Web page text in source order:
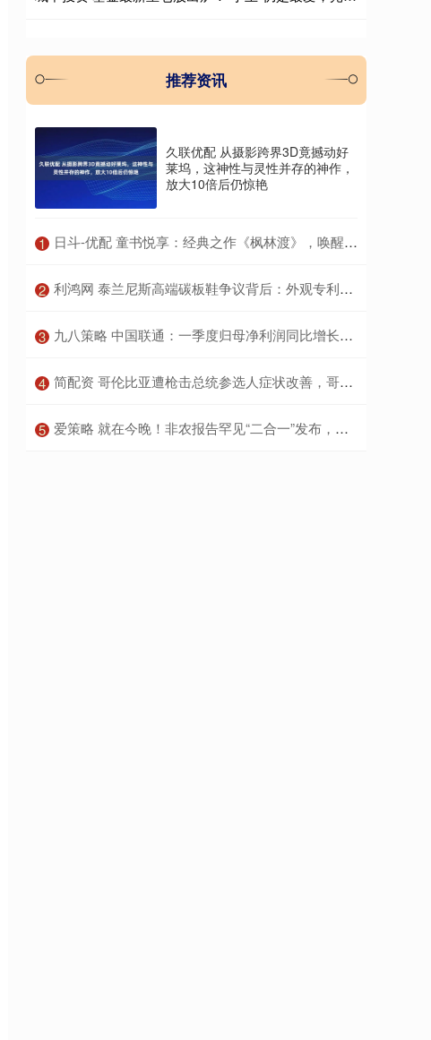
推荐资讯
久联优配 从摄影跨界3D竟撼动好
莱坞，这神性与灵性并存的神作，
放大10倍后仍惊艳
1 ​日斗-优配 童书悦享：经典之作《枫林渡》，唤醒你心底的童年记忆！
2 ​利鸿网 泰兰尼斯高端碳板鞋争议背后：外观专利超八成，部分投诉指向基础工艺
3 ​九八策略 中国联通：一季度归母净利润同比增长6.5%
4 ​简配资 哥伦比亚遭枪击总统参选人症状改善，哥总统要求美国协助调查
5 ​爱策略 就在今晚！非农报告罕见“二合一”发布，失业率存飙升可能